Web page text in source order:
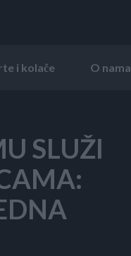
i kolače O nama
SLUŽI